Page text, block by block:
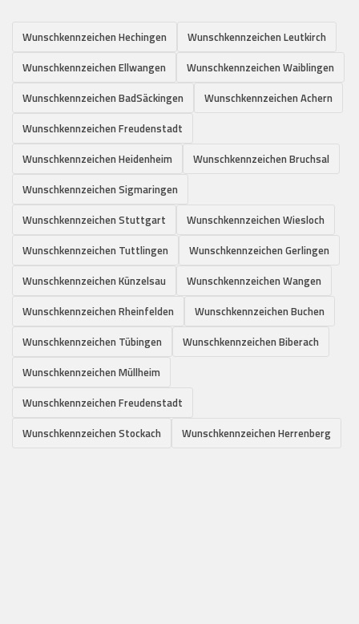
Wunschkennzeichen Hechingen
Wunschkennzeichen Leutkirch
Wunschkennzeichen Ellwangen
Wunschkennzeichen Waiblingen
Wunschkennzeichen BadSäckingen
Wunschkennzeichen Achern
Wunschkennzeichen Freudenstadt
Wunschkennzeichen Heidenheim
Wunschkennzeichen Bruchsal
Wunschkennzeichen Sigmaringen
Wunschkennzeichen Stuttgart
Wunschkennzeichen Wiesloch
Wunschkennzeichen Tuttlingen
Wunschkennzeichen Gerlingen
Wunschkennzeichen Künzelsau
Wunschkennzeichen Wangen
Wunschkennzeichen Rheinfelden
Wunschkennzeichen Buchen
Wunschkennzeichen Tübingen
Wunschkennzeichen Biberach
Wunschkennzeichen Müllheim
Wunschkennzeichen Freudenstadt
Wunschkennzeichen Stockach
Wunschkennzeichen Herrenberg